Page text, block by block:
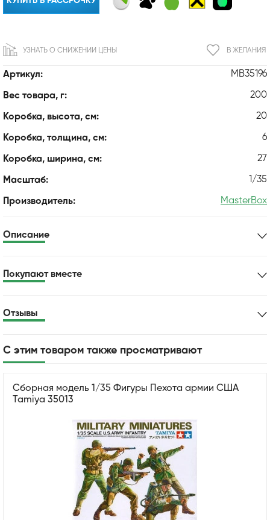
Артикул: MB35196
Вес товара, г: 200
Коробка, высота, см: 20
Коробка, толщина, см: 6
Коробка, ширина, см: 27
Масштаб: 1/35
Производитель: MasterBox
В ЖЕЛАНИЯ
УЗНАТЬ О СНИЖЕНИИ ЦЕНЫ
Описание
Покупают вместе
Отзывы
С этим товаром также просматривают
Сборная модель 1/35 Фигуры Пехота армии США
Tamiya 35013